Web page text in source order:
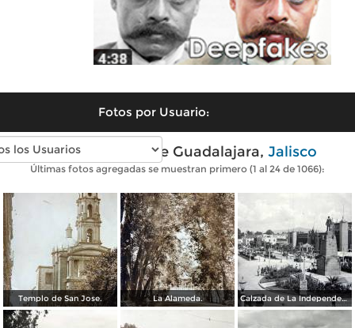
Fotos por Usuario:
Fotos antiguas de Guadalajara, Jalisco
Últimas fotos agregadas se muestran primero (1 al 24 de 1066):
Templo de San Jose. La Alameda. Calzada de La Independencia y Mto. a Juarez Guadalajara, Jalisco. ( Circulada el 5 de Septiembre de 1929 ).